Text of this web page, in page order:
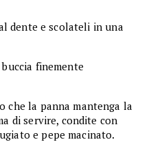
dente e scolateli in una
finemente
che la panna mantenga la
di servire, condite con
e pepe macinato.